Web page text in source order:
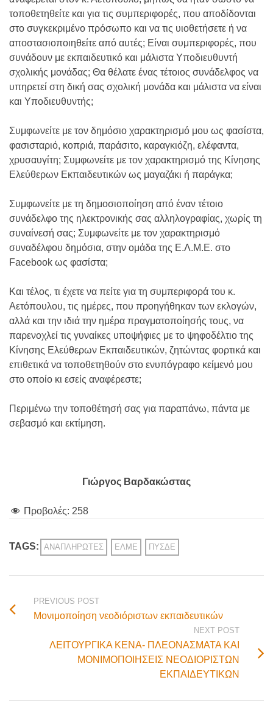
τοποθετηθείτε και για τις συμπεριφορές, που αποδίδονται
στο συγκεκριμένο πρόσωπο και να τις υιοθετήσετε ή να
αποστασιοποιηθείτε από αυτές; Είναι συμπεριφορές, που
συνάδουν με εκπαιδευτικό και μάλιστα Υποδιευθυντή
σχολικής μονάδας; Θα θέλατε ένας τέτοιος συνάδελφος να
υπηρετεί στη δική σας σχολική μονάδα και μάλιστα να είναι
και Υποδιευθυντής;
Συμφωνείτε με τον δημόσιο χαρακτηρισμό μου ως φασίστα,
φασισταριό, κοπριά, παράσιτο, καραγκιόζη, ελέφαντα,
χρυσαυγίτη; Συμφωνείτε με τον χαρακτηρισμό της Κίνησης
Ελεύθερων Εκπαιδευτικών ως μαγαζάκι ή παράγκα;
Συμφωνείτε με τη δημοσιοποίηση από έναν τέτοιο
συνάδελφο της ηλεκτρονικής σας αλληλογραφίας, χωρίς τη
συναίνεσή σας; Συμφωνείτε με τον χαρακτηρισμό
συναδέλφου δημόσια, στην ομάδα της Ε.Λ.Μ.Ε. στο
Facebook ως φασίστα;
Και τέλος, τι έχετε να πείτε για τη συμπεριφορά του κ.
Αετόπουλου, τις ημέρες, που προηγήθηκαν των εκλογών,
αλλά και την ιδιά την ημέρα πραγματοποίησής τους, να
παρενοχλεί τις γυναίκες υποψήφιες με το ψηφοδέλτιο της
Κίνησης Ελεύθερων Εκπαιδευτικών, ζητώντας φορτικά και
επιθετικά να τοποθετηθούν στο ενυπόγραφο κείμενό μου
στο οποίο κι εσείς αναφέρεστε;
Περιμένω την τοποθέτησή σας για παραπάνω, πάντα με
σεβασμό και εκτίμηση.
Γιώργος Βαρδακώστας
Προβολές: 258
TAGS: ΑΝΑΠΛΗΡΩΤΈΣ ΕΛΜΕ ΠΥΣΔΕ
PREVIOUS POST
Μονιμοποίηση νεοδιόριστων εκπαιδευτικών
NEXT POST
ΛΕΙΤΟΥΡΓΙΚΑ ΚΕΝΑ- ΠΛΕΟΝΑΣΜΑΤΑ ΚΑΙ
ΜΟΝΙΜΟΠΟΙΗΣΕΙΣ ΝΕΟΔΙΟΡΙΣΤΩΝ
ΕΚΠΑΙΔΕΥΤΙΚΩΝ